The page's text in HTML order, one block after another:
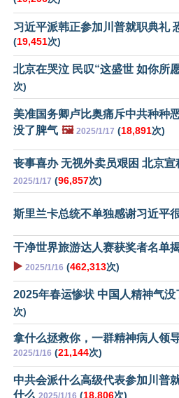
习近平派韩正参加川普就职典礼
(19,451次)
北京在哭泣 民叹“这盛世 如你所愿
次)
美准国务卿卢比奥痛斥中共种种
没了脾气 🖼️ 2025/1/17 (18,891次)
丧事喜办 无视外卖员艰困 北京
2025/1/17 (96,857次)
斯里兰卡总统不单独感谢习近平
干净世界旅游达人赛获奖者名单
▶️ 2025/1/16 (462,313次)
2025年春运惨状 中国人精神气没
次)
拿什么拯救你，一群精神病人领
2025/1/16 (21,144次)
中共会派什么高级代表参加川普
什么
(18,806次)